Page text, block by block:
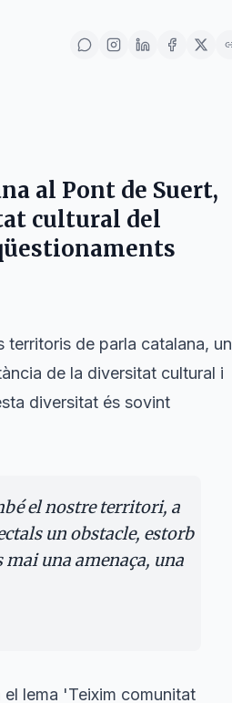
al Pont de Suert,
cultural del
territoris de parla catalana, un
de la diversitat cultural i
diversitat és sovint
el nostre territori, a
un obstacle, estorb
mai una amenaça, una
el lema 'Teixim comunitat